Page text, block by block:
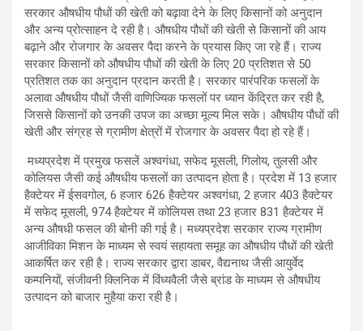
सरकार औषधीय पौधों की खेती को बढ़ावा देने के लिए किसानों को अनुदान
और अन्य प्रोत्साहन दे रही है। औषधीय पौधों की खेती से किसानों की आय
बढ़ाने और रोजगार के अवसर पैदा करने के प्रयास किए जा रहे हैं। राज्य
सरकार किसानों को औषधीय पौधों की खेती के लिए 20 प्रतिशत से 50
प्रतिशत तक का अनुदान प्रदान करती है। सरकार पारंपरिक फसलों के
अलावा औषधीय पौधों जैसी वाणिज्यिक फसलों पर ध्यान केंद्रित कर रही है,
जिससे किसानों को उनकी उपज का अच्छा मूल्य मिल सके। औषधीय पौधों की
खेती और संग्रह से ग्रामीण क्षेत्रों में रोजगार के अवसर पैदा हो रहे हैं।
मध्यप्रदेश में प्रमुख फसलें अश्वगंधा, सफेद मूसली, गिलोय, तुलसी और
कोलियस जैसी कई औषधीय फसलों का उत्पादन होता है। प्रदेश में 13 हजार
हैक्टेयर में ईसवगोल, 6 हजार 626 हैक्टेयर अश्वगंधा, 2 हजार 403 हैक्टेयर
में सफेद मूसली, 974 हैक्टेयर में कोलियस तथा 23 हजार 831 हैक्टेयर में
अन्य औषधी फसल की बोनी की गई है। मध्यप्रदेश सरकार राज्य ग्रामीण
आजीविका मिशन के माध्यम से स्वयं सहायता समूह का औषधीय पौधों की खेती
आकर्षित कर रही है। राज्य सरकार द्वारा डाबर, वैद्यनाथ जैसी आयुर्वेद
कम्पनियों, संजीवनी क्लिनिक में विंध्यवैली जैसे ब्रांड के माध्यम से औषधीय
उत्पादन को बाजार मुहैया करा रही है।